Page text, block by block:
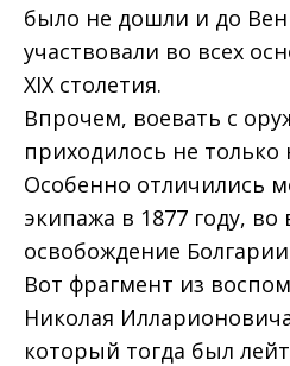
было не дошли и до
участвовали во всех
XIX столетия.
Впрочем, воевать с
приходилось не только
Особенно отличились
экипажа в 1877 году,
освобождение
Вот фрагмент из
Николая
который тогда был